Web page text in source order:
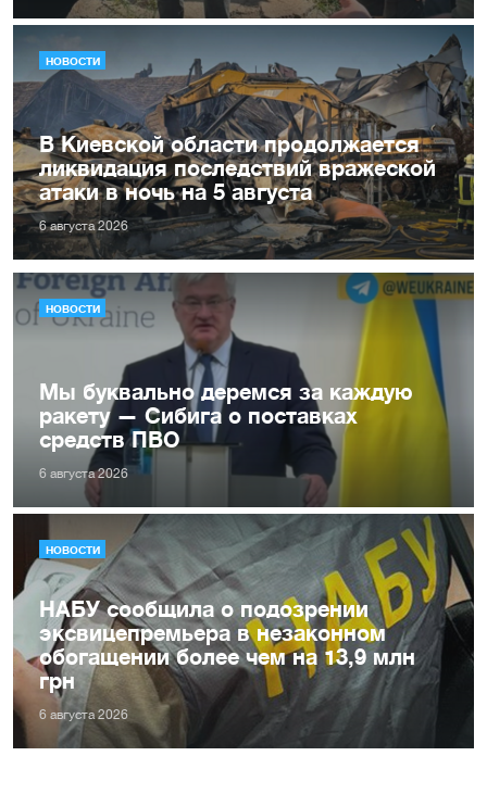
НОВОСТИ
В Киевской области продолжается
ликвидация последствий вражеской
атаки в ночь на 5 августа
6 августа 2026
НОВОСТИ
Мы буквально деремся за каждую
ракету — Сибига о поставках
средств ПВО
6 августа 2026
НОВОСТИ
НАБУ сообщила о подозрении
эксвицепремьера в незаконном
обогащении более чем на 13,9 млн
грн
6 августа 2026